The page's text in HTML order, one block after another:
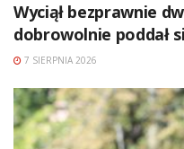
Wyciął bezprawnie
dobrowolnie poddał
7 SIERPNIA 2026